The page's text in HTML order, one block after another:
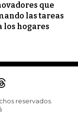
que
las tareas
los hogares
reservados.